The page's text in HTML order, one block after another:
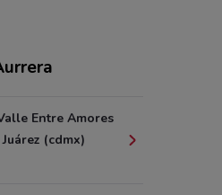
Entre Amores
(cdmx)